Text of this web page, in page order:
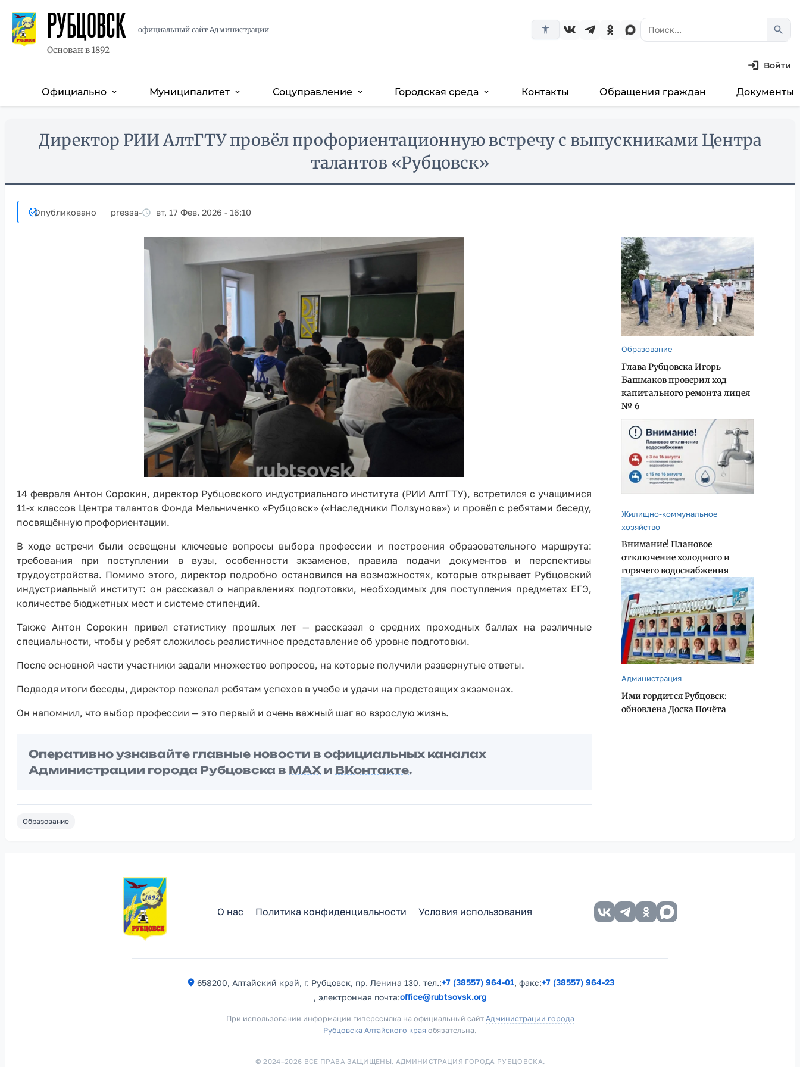
РУБЦОВСК
Основан в 1892
официальный сайт Администрации accessibility_new search
Войти
Основная
Официально expand_more Муниципалитет expand_more Соцуправление expand_more Городская среда expand_more Контакты Обращения граждан Документы
Директор РИИ АлтГТУ провёл профориентационную встречу с выпускниками Центра
талантов «Рубцовск»
Опубликовано pressa- вт, 17 Фев. 2026 - 16:10
14 февраля Антон Сорокин, директор Рубцовского индустриального института (РИИ АлтГТУ), встретился с учащимися
11-х классов Центра талантов Фонда Мельниченко «Рубцовск» («Наследники Ползунова») и провёл с ребятами беседу,
посвящённую профориентации.
В ходе встречи были освещены ключевые вопросы выбора профессии и построения образовательного маршрута:
требования при поступлении в вузы, особенности экзаменов, правила подачи документов и перспективы
трудоустройства. Помимо этого, директор подробно остановился на возможностях, которые открывает Рубцовский
индустриальный институт: он рассказал о направлениях подготовки, необходимых для поступления предметах ЕГЭ,
количестве бюджетных мест и системе стипендий.
Также Антон Сорокин привел статистику прошлых лет — рассказал о средних проходных баллах на различные
специальности, чтобы у ребят сложилось реалистичное представление об уровне подготовки.
После основной части участники задали множество вопросов, на которые получили развернутые ответы.
Подводя итоги беседы, директор пожелал ребятам успехов в учебе и удачи на предстоящих экзаменах.
Он напомнил, что выбор профессии — это первый и очень важный шаг во взрослую жизнь.
Оперативно узнавайте главные новости в официальных каналах
Администрации города Рубцовска в MAX и ВКонтакте.
Образование
Образование
Глава Рубцовска Игорь
Башмаков проверил ход
капитального ремонта лицея
№ 6
Жилищно-коммунальное
хозяйство
Внимание! Плановое
отключение холодного и
горячего водоснабжения
Администрация
Ими гордится Рубцовск:
обновлена Доска Почёта
О нас Политика конфиденциальности Условия использования
658200, Алтайский край, г. Рубцовск, пр. Ленина 130. тел.:+7 (38557) 964-01, факс:+7 (38557) 964-23
, электронная почта:office@rubtsovsk.org
При использовании информации гиперссылка на официальный сайт Администрации города
Рубцовска Алтайского края обязательна.
© 2024–2026 ВСЕ ПРАВА ЗАЩИЩЕНЫ. АДМИНИСТРАЦИЯ ГОРОДА РУБЦОВСКА.